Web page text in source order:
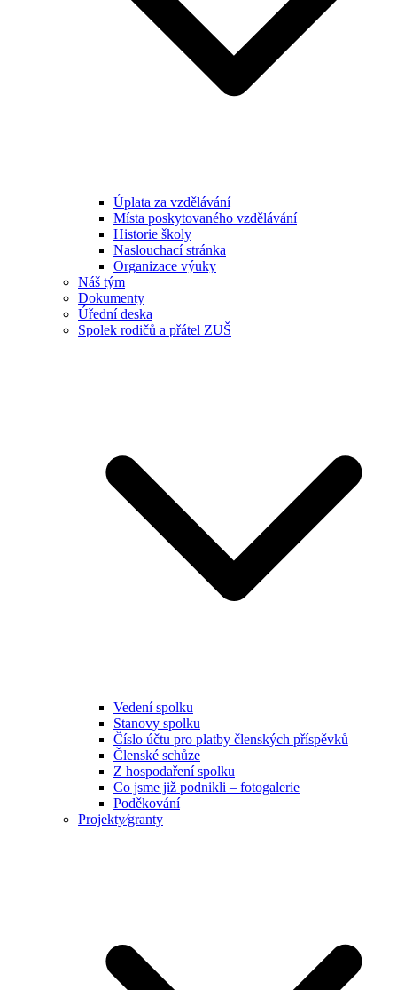
Úplata za vzdělávání
Místa poskytovaného vzdělávání
Historie školy
Naslouchací stránka
Organizace výuky
Náš tým
Dokumenty
Úřední deska
Spolek rodičů a přátel ZUŠ
Vedení spolku
Stanovy spolku
Číslo účtu pro platby členských příspěvků
Členské schůze
Z hospodaření spolku
Co jsme již podnikli – fotogalerie
Poděkování
Projekty⁄granty